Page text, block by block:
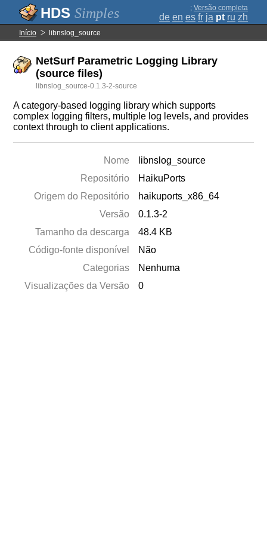
Simples ; Versão completa
de en es fr ja pt ru zh
Início libnslog_source
NetSurf Parametric Logging Library
(source files)
libnslog_source-0.1.3-2-source
A category-based logging library which supports
complex logging filters, multiple log levels, and provides
context through to client applications.
Nome
libnslog_source
Repositório
HaikuPorts
Origem do Repositório
haikuports_x86_64
Versão
0.1.3-2
Tamanho da descarga
48.4 KB
Código-fonte disponível
Não
Categorias
Nenhuma
Visualizações da Versão
0